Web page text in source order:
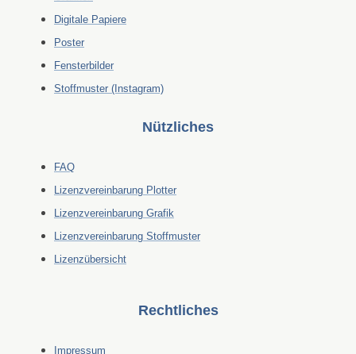
Digitale Papiere
Poster
Fensterbilder
Stoffmuster (Instagram)
Nützliches
FAQ
Lizenzvereinbarung Plotter
Lizenzvereinbarung Grafik
Lizenzvereinbarung Stoffmuster
Lizenzübersicht
Rechtliches
Impressum